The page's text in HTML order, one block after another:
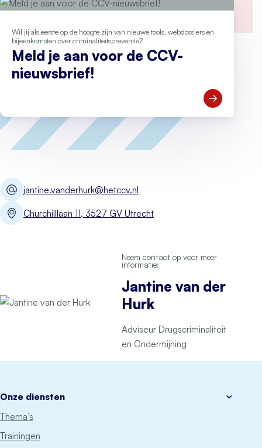
Wil jij als eerste op de hoogte zijn van nieuwe tools, webdossiers en
bijeenkomsten over criminaliteitspreventie?
Meld je aan voor de CCV-
nieuwsbrief!
Open Meld
jantine.vanderhurk@hetccv.nl
Churchilllaan 11, 3527 GV Utrecht
Neem contact op voor meer
informatie:
Jantine van der
Hurk
Adviseur Drugscriminaliteit
en Ondermijning
Onze diensten
Thema’s
Trainingen